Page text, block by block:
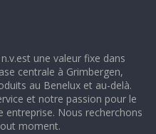
une valeur fixe dans
centrale à Grimbergen,
au Benelux et au-delà.
et notre passion pour le
Nous recherchons
moment.